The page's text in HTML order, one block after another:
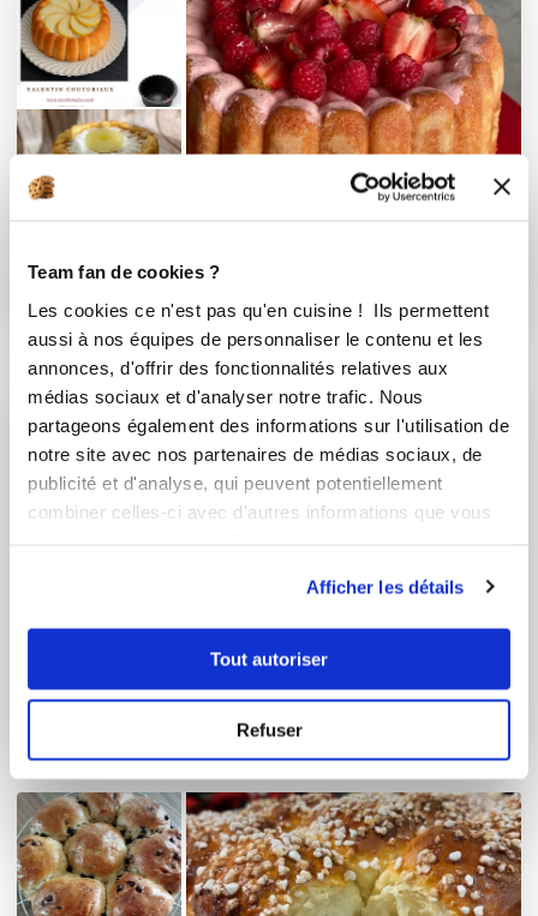
Team fan de cookies ?
Les cookies ce n'est pas qu'en cuisine ! Ils permettent
aussi à nos équipes de personnaliser le contenu et les
annonces, d'offrir des fonctionnalités relatives aux
médias sociaux et d'analyser notre trafic. Nous
partageons également des informations sur l'utilisation de
notre site avec nos partenaires de médias sociaux, de
publicité et d'analyse, qui peuvent potentiellement
combiner celles-ci avec d'autres informations que vous
Afficher les détails
Tout autoriser
Refuser
moule charlotte
11 Recettes
empreintes carres